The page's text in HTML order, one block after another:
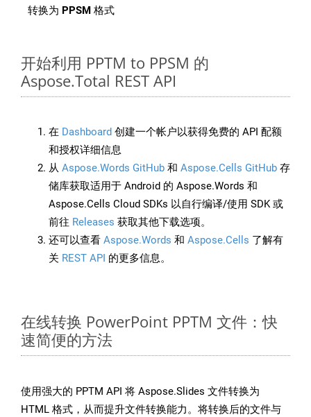
转换为 PPSM 格式
开始利用 PPTM to PPSM 的
Aspose.Total REST API
在 Dashboard 创建一个帐户以获得免费的 API 配额
和授权详细信息
从 Aspose.Words GitHub 和 Aspose.Cells GitHub 存
储库获取适用于 Android 的 Aspose.Words 和
Aspose.Cells Cloud SDKs 以自行编译/使用 SDK 或
前往 Releases 获取其他下载选项。
还可以查看 Aspose.Words 和 Aspose.Cells 了解有
关 REST API 的更多信息。
在线转换 PowerPoint PPTM 文件：快
速简便的方法
使用强大的 PPTM API 将 Aspose.Slides 文件转换为
HTML 格式，从而提升文件转换能力。将转换后的文件与